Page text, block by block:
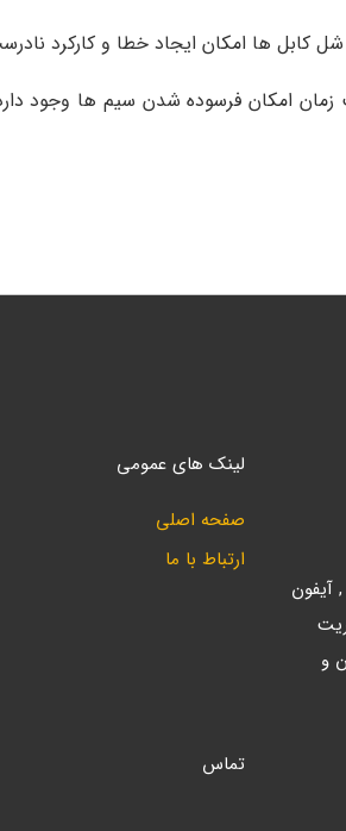
ها امکان ایجاد خطا و کارکرد
امکان فرسوده شدن سیم ها وجود
آیفون
و
لینک های عمومی
صفحه اصلی
ارتباط با ما
تماس